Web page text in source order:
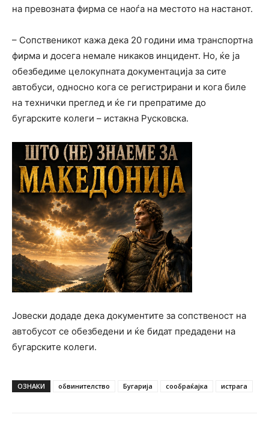
на превозната фирма се наоѓа на местото на настанот.
– Сопственикот кажа дека 20 години има транспортна
фирма и досега немале никаков инцидент. Но, ќе ја
обезбедиме целокупната документација за сите
автобуси, односно кога се регистрирани и кога биле
на технички преглед и ќе ги препратиме до
бугарските колеги – истакна Русковска.
Јовески додаде дека документите за сопственост на
автобусот се обезбедени и ќе бидат предадени на
бугарските колеги.
ОЗНАКИ обвинителство Бугарија сообраќајка истрага